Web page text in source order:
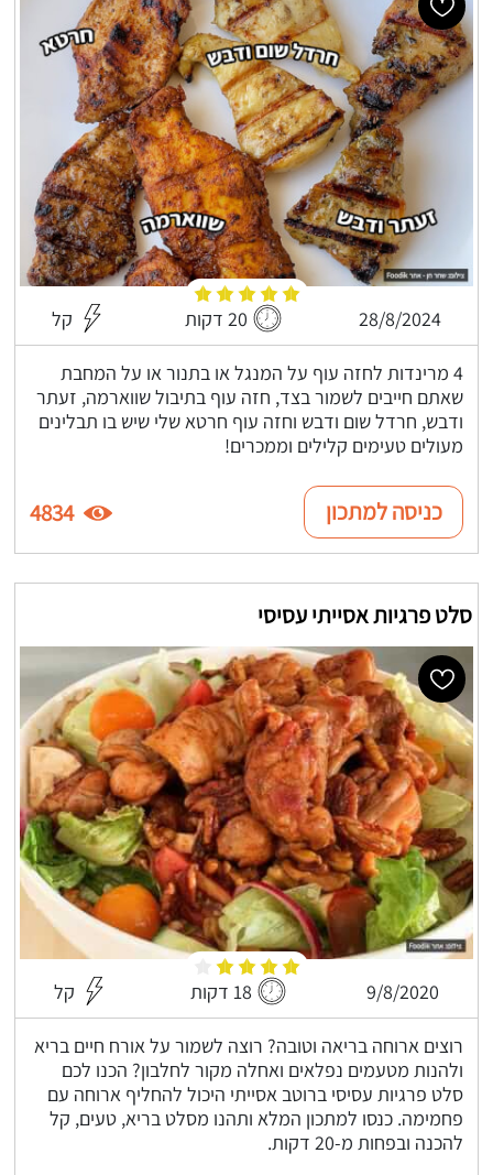
28/8/2024 20 דקות קל
4 מרינדות לחזה עוף על המנגל או בתנור או על המחבת
שאתם חייבים לשמור בצד, חזה עוף בתיבול שווארמה, זעתר
ודבש, חרדל שום ודבש וחזה עוף חרטא שלי שיש בו תבלינים
מעולים טעימים קלילים וממכרים!
כניסה למתכון 4834
סלט פרגיות אסייתי עסיסי
9/8/2020 18 דקות קל
רוצים ארוחה בריאה וטובה? רוצה לשמור על אורח חיים בריא
ולהנות מטעמים נפלאים ואחלה מקור לחלבון? הכנו לכם
סלט פרגיות עסיסי ברוטב אסייתי היכול להחליף ארוחה עם
פחמימה. כנסו למתכון המלא ותהנו מסלט בריא, טעים, קל
להכנה ובפחות מ-20 דקות.